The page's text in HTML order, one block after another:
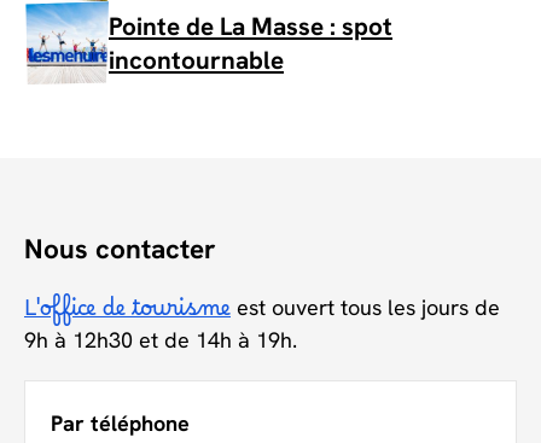
Pointe de La Masse : spot
incontournable
Nous contacter
L'office de tourisme est ouvert tous les jours de
9h à 12h30 et de 14h à 19h.
Par téléphone